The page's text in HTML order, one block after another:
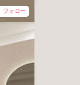
フォロー